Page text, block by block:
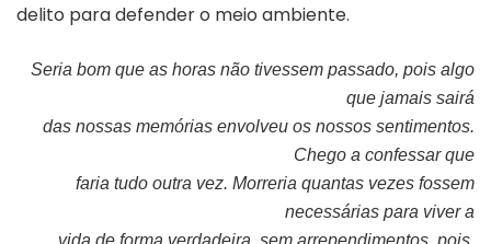
delito para defender o meio ambiente.
Seria bom que as horas não tivessem passado, pois algo
que jamais sairá
das nossas memórias envolveu os nossos sentimentos.
Chego a confessar que
faria tudo outra vez. Morreria quantas vezes fossem
necessárias para viver a
vida de forma verdadeira, sem arrependimentos, pois,